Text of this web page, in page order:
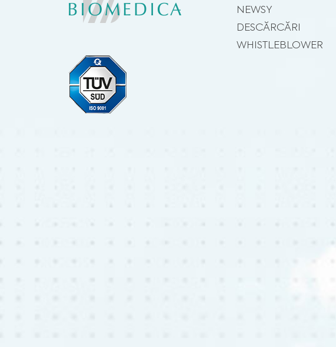
NEWSY
DESCĂRCĂRI
WHISTLEBLOWER